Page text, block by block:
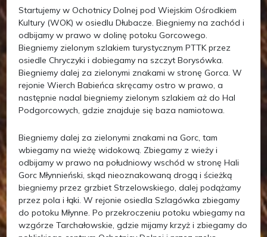
Startujemy w Ochotnicy Dolnej pod Wiejskim Ośrodkiem
Kultury (WOK) w osiedlu Dłubacze. Biegniemy na zachód i
odbijamy w prawo w dolinę potoku Gorcowego.
Biegniemy zielonym szlakiem turystycznym PTTK przez
osiedle Chryczyki i dobiegamy na szczyt Borysówka.
Biegniemy dalej za zielonymi znakami w stronę Gorca. W
rejonie Wierch Babieńca skręcamy ostro w prawo, a
następnie nadal biegniemy zielonym szlakiem aż do Hal
Podgorcowych, gdzie znajduje się baza namiotowa.
Biegniemy dalej za zielonymi znakami na Gorc, tam
wbiegamy na wieżę widokową. Zbiegamy z wieży i
odbijamy w prawo na południowy wschód w stronę Hali
Gorc Młynnieński, skąd nieoznakowaną drogą i ścieżką
biegniemy przez grzbiet Strzelowskiego, dalej podążamy
przez pola i łąki. W rejonie osiedla Szlagówka zbiegamy
do potoku Młynne. Po przekroczeniu potoku wbiegamy na
wzgórze Tarchałowskie, gdzie mijamy krzyż i zbiegamy do